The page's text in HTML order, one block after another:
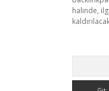
halinde,